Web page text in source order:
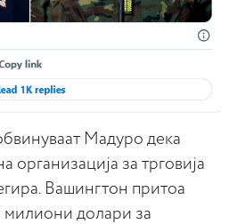
Мадуро дека
организација за трговија
Вашингтон притоа
милиони долари за